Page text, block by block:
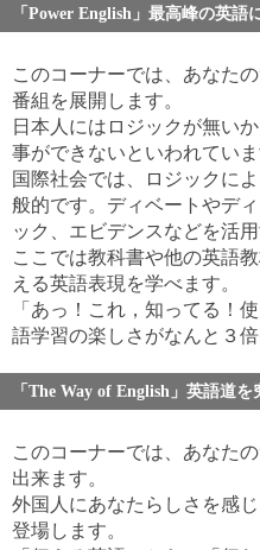
「Power English」最高峰の英語
このコーナーでは、あなた
番組を展開します。
日本人にはロジックが無い
事ができないといわれていま
国際社会では、ロジックに
般的です。ディベートやデ
ック、エビデンスなどを活
ここでは教科書や他の英語
える英語表現を学べます。
「あっ！これ，知ってる！
語学習の楽しさがなんと３倍
「The Way of English」英語道を
このコーナーでは、あなた
出来ます。
外国人にあなたらしさを感
登場します。